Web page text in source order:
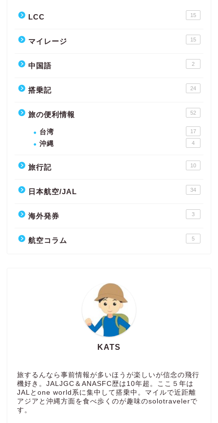
LCC 15
マイレージ 15
中国語 2
搭乗記 24
旅の便利情報 52
台湾 17
沖縄 4
旅行記 10
日本航空/JAL 34
海外発券 3
航空コラム 5
KATS
旅するんなら事前情報が多いほうが楽しいが信念の飛行
機好き。JALJGC＆ANASFC歴は10年超。ここ５年は
JALとone world系に集中して搭乗中。マイルで近距離
アジアと沖縄方面を食べ歩くのが趣味のsolotravelerで
す。